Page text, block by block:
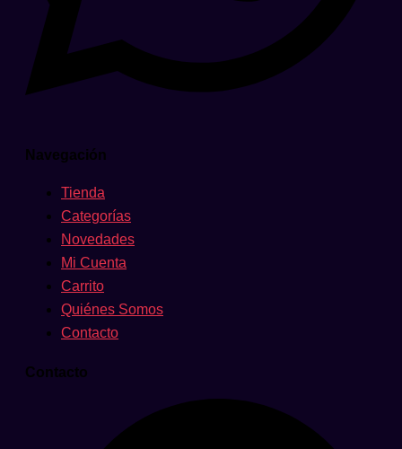
Navegación
Tienda
Categorías
Novedades
Mi Cuenta
Carrito
Quiénes Somos
Contacto
Contacto